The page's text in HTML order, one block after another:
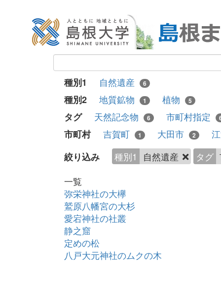
種別1 自然遺産 6
種別2 地質鉱物 1 植物 5
タグ 天然記念物 6 市町村指定
市町村 吉賀町 1 大田市 2
絞り込み
種別1 自然遺産 タグ
一覧
弥栄神社の大欅
鷲原八幡宮の大杉
愛宕神社の社叢
静之窟
定めの松
八戸大元神社のムクの木